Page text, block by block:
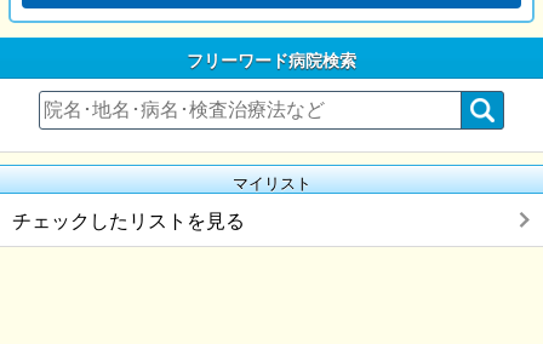
フリーワード病院検索
マイリスト
チェックしたリストを見る